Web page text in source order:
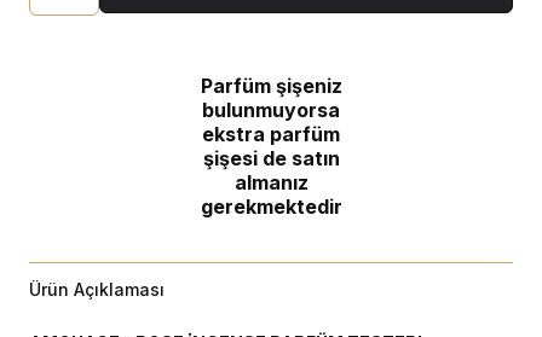
Parfüm şişeniz
bulunmuyorsa
ekstra parfüm
şişesi de satın
almanız
gerekmektedir
Ürün Açıklaması